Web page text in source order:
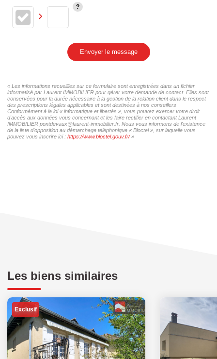
Envoyer le message
« Les informations recueillies sur ce formulaire sont enregistrées dans un fichier
informatisé par Laurent IMMOBILIER pour gérer votre demande de contact. Elles sont
conservées pour la durée nécessaire à la gestion de la relation client dans le respect
des prescriptions légales applicables et sont destinées à nos conseillers
Conformément à la loi « informatique et libertés », vous pouvez exercer votre droit
d'accès aux données vous concernant et les faire rectifier en contactant Laurent
IMMOBILIER pontdevaux@laurent-immobilier.fr. Nous vous informons de l'existence
de la liste d'opposition au démarchage téléphonique « Bloctel », sur laquelle vous
pouvez vous inscrire ici : https://www.bloctel.gouv.fr/»
Les biens similaires
Exclusif